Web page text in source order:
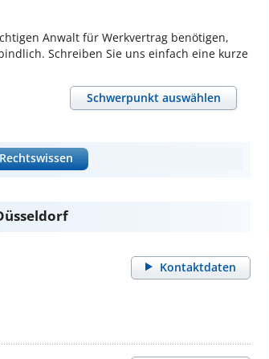
Anwalt für Werkvertrag benötigen,
Schreiben Sie uns einfach eine kurze
Schwerpunkt auswählen
Kontaktdaten